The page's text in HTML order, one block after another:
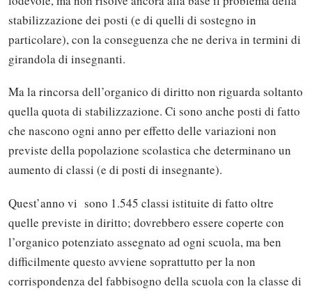
stabilizzazione dei posti (e di quelli di sostegno in
particolare), con la conseguenza che ne deriva in termini di
girandola di insegnanti.
Ma la rincorsa dell’organico di diritto non riguarda soltanto
quella quota di stabilizzazione. Ci sono anche posti di fatto
che nascono ogni anno per effetto delle variazioni non
previste della popolazione scolastica che determinano un
aumento di classi (e di posti di insegnante).
Quest’anno vi sono 1.545 classi istituite di fatto oltre
quelle previste in diritto; dovrebbero essere coperte con
l’organico potenziato assegnato ad ogni scuola, ma ben
difficilmente questo avviene soprattutto per la non
corrispondenza del fabbisogno della scuola con la classe di